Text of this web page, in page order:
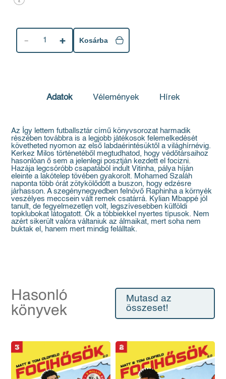
1 Kosárba
Adatok Vélemények Hírek
Az Így lettem futballsztár című könyvsorozat harmadik
részében továbbra is a legjobb játékosok felemelkedését
követheted nyomon az első labdaérintésüktől a világhírnévig.
Kerkez Milos történetéből megtudhatod, hogy védőtársaihoz
hasonlóan ő sem a jelenlegi posztján kezdett el focizni.
Hazája legcsóróbb csapatából indult Vitinha, pálya híján
eleinte a lakótelep tövében gyakorolt. Mohamed Szaláh
naponta több órát zötykölődött a buszon, hogy edzésre
járhasson. A szegénynegyedben felnövő Raphinha a környék
veszélyes meccsein vált remek csatárrá. Kylian Mbappé jól
tanult, de fegyelmezetlen volt, legszívesebben külföldi
topklubokat látogatott. Ők a többiekkel nyertes típusok. Nem
azért sikerült valóra váltaniuk az álmaikat, mert soha nem
buktak el, hanem mert mindig felálltak.
Hasonló
könyvek
Mutasd az
összeset!